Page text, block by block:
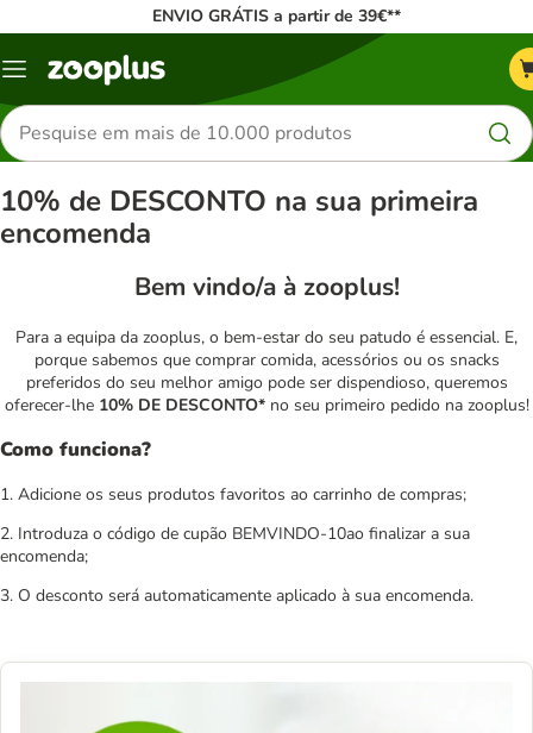
ENVIO GRÁTIS a partir de 39€**
Menu
Pesquisar
produtos
10% de DESCONTO na sua primeira
encomenda
Bem vindo/a à zooplus!
Para a equipa da zooplus, o bem-estar do seu patudo é essencial. E,
porque sabemos que comprar comida, acessórios ou os snacks
preferidos do seu melhor amigo pode ser dispendioso, queremos
oferecer-lhe 10% DE DESCONTO*no seu primeiro pedido na zooplus!
Como funciona?
1. Adicione os seus produtos favoritos ao carrinho de compras;
2. Introduza o código de cupão BEMVINDO-10ao finalizar a sua
encomenda;
3. O desconto será automaticamente aplicado à sua encomenda.